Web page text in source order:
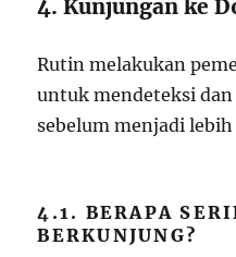
4. Kunjungan ke
Rutin melakukan
untuk mendeteksi dan
sebelum menjadi lebih
4.1. BERAPA
BERKUNJUNG?